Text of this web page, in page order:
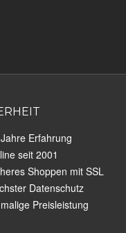
Erfahrung
seit 2001
Shoppen mit SSL
Datenschutz
Preisleistung